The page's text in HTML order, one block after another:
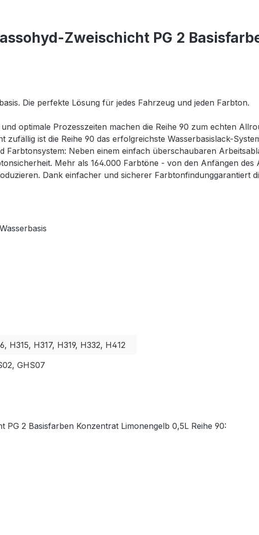
Zweischicht PG 2
Die perfekte Lösung für jedes Fahrzeug und jeden Farbton.
optimale Prozesszeiten machen die Reihe 90 zum echten
ist die Reihe 90 das erfolgreichste Wasserbasislack-
Farbtonsystem: Neben einem einfach überschaubaren
Mehr als 164.000 Farbtöne - von den Anfängen
Dank einfacher und sicherer Farbtonfindunggarantiert
H315, H317, H319, H332, H412
GHS07
2 Basisfarben Konzentrat Limonengelb 0,5L Reihe 90: